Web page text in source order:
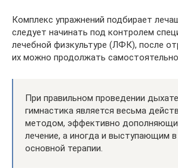
Комплекс упражнений подбирает
следует начинать под контролем
лечебной физкультуре (ЛФК), после
их можно продолжать
При правильном проведении
гимнастика является весьма
методом, эффективно
лечение, а иногда и выступающим в
основной терапии.